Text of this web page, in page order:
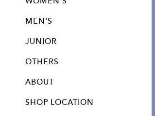
MEN'S
JUNIOR
OTHERS
ABOUT
SHOP LOCATION